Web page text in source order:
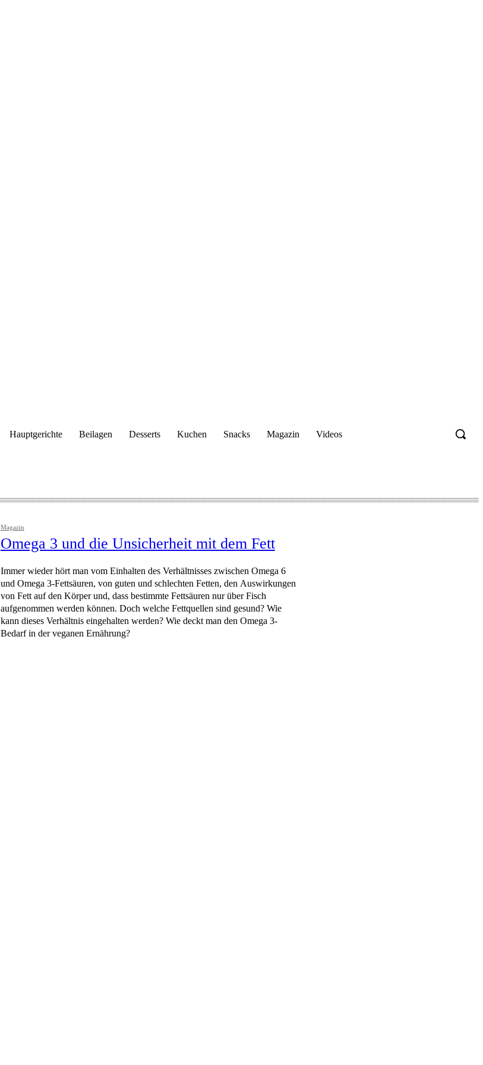
Hauptgerichte Beilagen Desserts Kuchen Snacks Magazin Videos
Magazin
Omega 3 und die Unsicherheit mit dem Fett
Immer wieder hört man vom Einhalten des Verhältnisses zwischen Omega 6
und Omega 3-Fettsäuren, von guten und schlechten Fetten, den Auswirkungen
von Fett auf den Körper und, dass bestimmte Fettsäuren nur über Fisch
aufgenommen werden können. Doch welche Fettquellen sind gesund? Wie
kann dieses Verhältnis eingehalten werden? Wie deckt man den Omega 3-
Bedarf in der veganen Ernährung?